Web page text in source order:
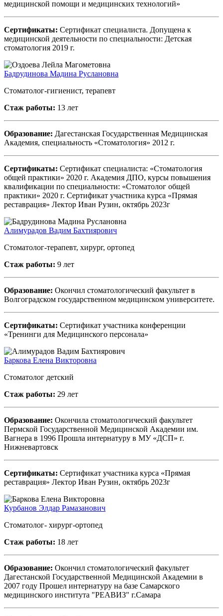
медицинской помощи и медицинских технологий»
Сертификаты: Сертификат специалиста. Допущена к
медицинской деятельности по специальности: Детская
стоматология 2019 г.
Бадрудинова Мадина Руслановна
Стоматолог-гигиенист, терапевт
Стаж работы: 13 лет
Образование: Дагестанская Государственная Медицинская
Академия, специальность «Стоматология» 2012 г.
Сертификаты: Сертификат специалиста: «Стоматология
общей практики» 2020 г. Академия ДПО, курсы повышения
квалификации по специальности: «Стоматолог общей
практики» 2020 г. Сертификат участника курса «Прямая
реставрация» Лектор Иван Рузин, октябрь 2023г
Алимурадов Вадим Бахтиярович
Стоматолог-терапевт, хирург, ортопед
Стаж работы: 9 лет
Образование: Окончил стоматологический факультет в
Волгоградском государственном медицинском университете.
Сертификаты: Сертификат участника конференции
«Тренинги для Медицинского персонала»
Баркова Елена Викторовна
Стоматолог детский
Стаж работы: 29 лет
Образование: Окончила стоматологический факультет
Пермской Государственной Медицинской Академии им.
Вагнера в 1996 Прошла интернатуру в МУ «ДСП» г.
Нижневартовск
Сертификаты: Сертификат участника курса «Прямая
реставрация» Лектор Иван Рузин, октябрь 2023г
Курбанов Элдар Рамазанович
Стоматолог- хирург-ортопед
Стаж работы: 18 лет
Образование: Окончил стоматологический факультет
Дагестанской Государственной Медицинской Академии в
2007 году Прошел интернатуру на базе Самарского
медицинского института "РЕАВИЗ" г.Самара